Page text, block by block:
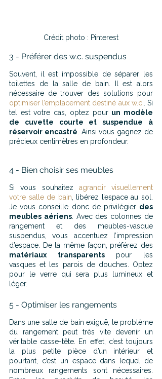
Crédit photo : Pinterest
3 - Préférer des w.c. suspendus
Souvent, il est impossible de séparer les
toilettes de la salle de bain. Il est alors
optimiser l’emplacement destiné aux w.c.
. Si
tel est votre cas, optez pour un modèle
de cuvette courte et suspendue à
réservoir encastré . Ainsi vous gagnez de
précieux centimètres en profondeur.
4 - Bien choisir ses meubles
Si vous souhaitez agrandir visuellement
votre salle de bain , libérez l’espace au sol.
Je vous conseille donc de privilégier des
meubles aériens. Avec des colonnes de
rangement et des meubles-vasque
suspendus, vous accentuez l’impression
matériaux transparents pour les
vasques et les parois de douches. Optez
pour le verre qui sera plus lumineux et
léger.
5 - Optimiser les rangements
Dans une salle de bain exiguë, le problème
du rangement peut très vite devenir un
véritable casse-tête. En effet, c’est toujours
la plus petite pièce d’un intérieur et
pourtant, c’est un espace dans lequel de
nombreux rangements sont nécessaires.